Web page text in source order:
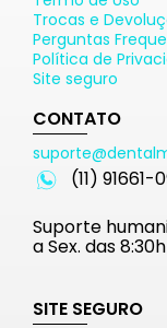
Trocas e
Perguntas
Política de
Site seguro
CONTATO
(11) 91661-
Suporte
a Sex. das
SITE SEGURO